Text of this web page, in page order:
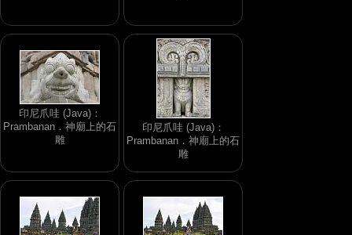
印尼爪哇 (Java)：
Prambanan．神廟上的石
雕
印尼爪哇 (Java)：
Prambanan．神廟上的石
雕